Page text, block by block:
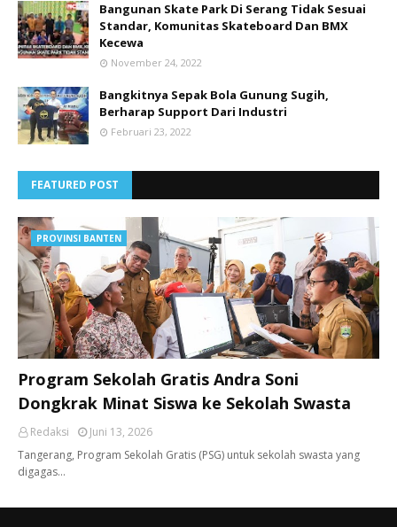
Bangunan Skate Park Di Serang Tidak Sesuai
Standar, Komunitas Skateboard Dan BMX
Kecewa
November 24, 2022
Bangkitnya Sepak Bola Gunung Sugih,
Berharap Support Dari Industri
Februari 23, 2022
FEATURED POST
PROVINSI BANTEN
Program Sekolah Gratis Andra Soni
Dongkrak Minat Siswa ke Sekolah Swasta
Redaksi
Juni 13, 2026
Tangerang, ​Program Sekolah Gratis (PSG) untuk sekolah swasta yang
digagas…